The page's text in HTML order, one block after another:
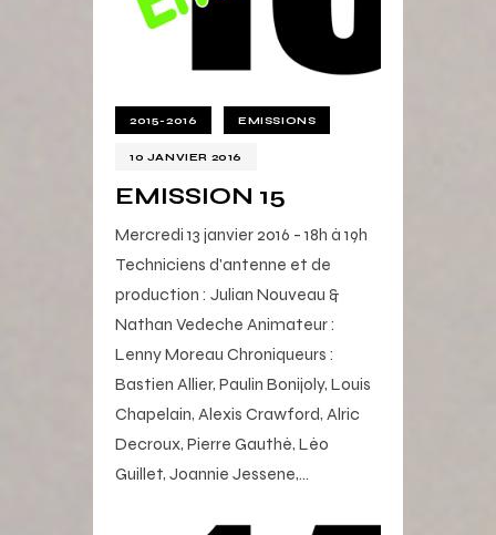
2015-2016 EMISSIONS
10 JANVIER 2016
EMISSION 15
Mercredi 13 janvier 2016 - 18h à 19h
Techniciens d'antenne et de
production : Julian Nouveau &
Nathan Vedeche Animateur :
Lenny Moreau Chroniqueurs :
Bastien Allier, Paulin Bonijoly, Louis
Chapelain, Alexis Crawford, Alric
Decroux, Pierre Gauthé, Léo
Guillet, Joannie Jessene,…